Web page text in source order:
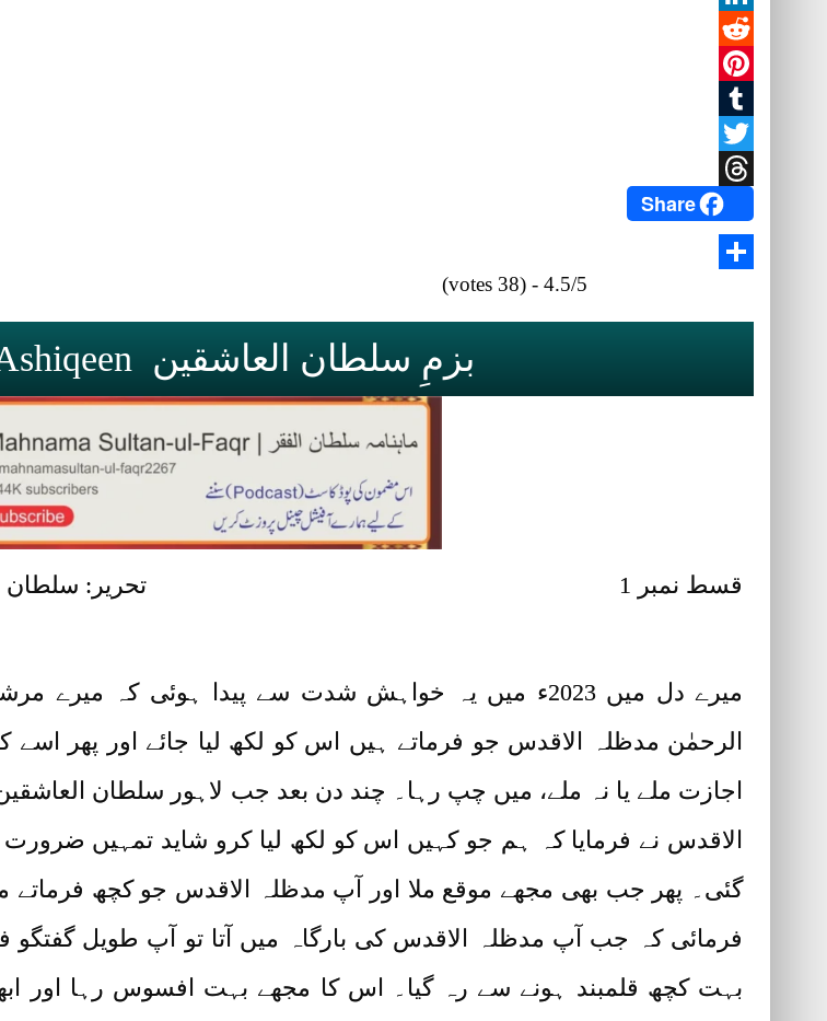
LinkedIn
Reddit
Pinterest
Tumblr
Twitter
Threads
Share
4.5/5 - (38 votes)
بزمِ سلطان العاشقین Bazm-e-Sultan-Ul-Ashiqeen
قسط نمبر 1 تحریر: سلطان محمد عبداللہ اقبال سروری قادری
میرے دل میں 2023ء میں یہ خواہش شدت سے پیدا ہوئی
الرحمٰن مدظلہ الاقدس جو فرماتے ہیں اس کو لکھ لیا جائے اور پھر اسے
اجازت ملے یا نہ ملے، میں چپ رہا۔ چند دن بعد جب لاہور سلطان
الاقدس نے فرمایا کہ ہم جو کہیں اس کو لکھ لیا کرو شاید تمہیں
گئی۔ پھر جب بھی مجھے موقع ملا اور آپ مدظلہ الاقدس جو کچھ فرماتے
فرمائی کہ جب آپ مدظلہ الاقدس کی بارگاہ میں آتا تو آپ طویل
بہت کچھ قلمبند ہونے سے رہ گیا۔ اس کا مجھے بہت افسوس رہا اور